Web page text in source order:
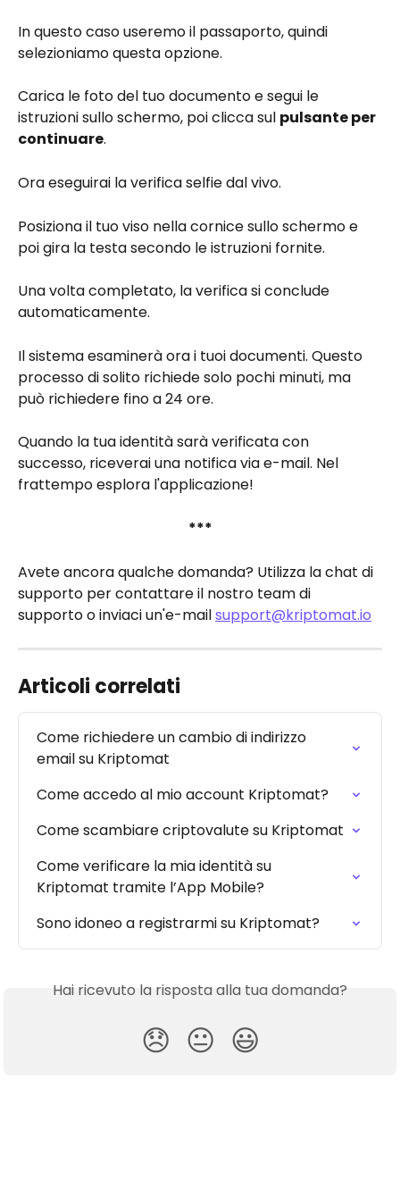
In questo caso useremo il passaporto, quindi
selezioniamo questa opzione.
Carica le foto del tuo documento e segui le
istruzioni sullo schermo, poi clicca sul pulsante per
continuare.
Ora eseguirai la verifica selfie dal vivo.
Posiziona il tuo viso nella cornice sullo schermo e
poi gira la testa secondo le istruzioni fornite.
Una volta completato, la verifica si conclude
automaticamente.
Il sistema esaminerà ora i tuoi documenti. Questo
processo di solito richiede solo pochi minuti, ma
può richiedere fino a 24 ore.
Quando la tua identità sarà verificata con
successo, riceverai una notifica via e-mail. Nel
frattempo esplora l'applicazione!
***
Avete ancora qualche domanda? Utilizza la chat di
supporto per contattare il nostro team di
supporto o inviaci un'e-mail support@kriptomat.io
Articoli correlati
Come richiedere un cambio di indirizzo
email su Kriptomat
Come accedo al mio account Kriptomat?
Come scambiare criptovalute su Kriptomat
Come verificare la mia identità su
Kriptomat tramite l’App Mobile?
Sono idoneo a registrarmi su Kriptomat?
Hai ricevuto la risposta alla tua domanda?
😞 😐 😃